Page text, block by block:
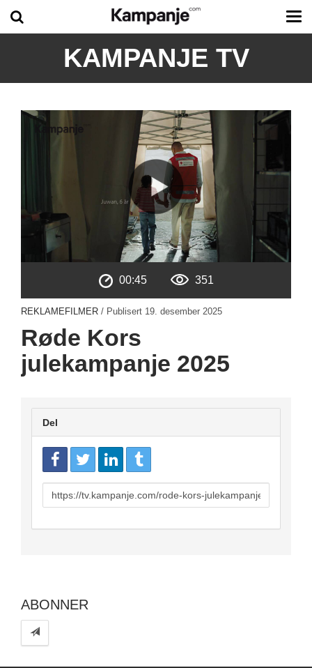
KAMPANJE TV
00:45 351
REKLAMEFILMER / Publisert 19. desember 2025
Røde Kors
julekampanje 2025
Del
URL
to
ABONNER